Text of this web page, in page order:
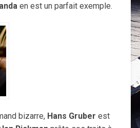
en est un parfait exemple.
bizarre, Hans Gruber est